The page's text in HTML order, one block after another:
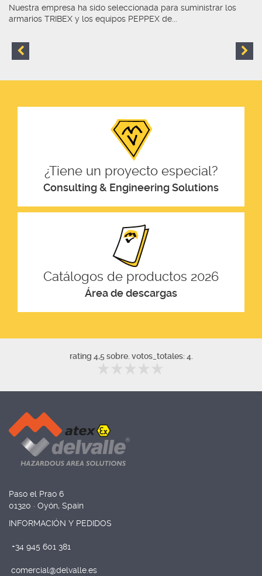
Nuestra empresa ha sido seleccionada para suministrar los
armarios TRIBEX y los equipos PEPPEX de...
¿Tiene un proyecto especial?
Consulting & Engineering Solutions
Catálogos de productos 2026
Área de descargas
rating 4,5 sobre. votos_totales: 4.
Paso el Prao 6
01320 · Oyón, Spain
INFORMACIÓN Y PEDIDOS
+34 945 601 381
comercial@delvalle.es